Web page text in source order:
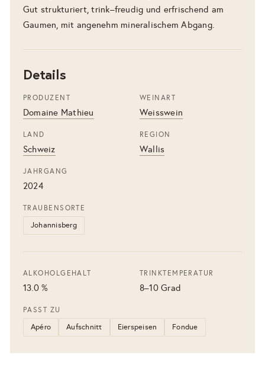
Gut strukturiert, trink–freudig und erfrischend am
Gaumen, mit angenehm mineralischem Abgang.
Details
PRODUZENT
Domaine Mathieu
WEINART
Weisswein
LAND
Schweiz
REGION
Wallis
JAHRGANG
2024
TRAUBENSORTE
Johannisberg
ALKOHOLGEHALT
13.0 %
TRINKTEMPERATUR
8–10 Grad
PASST ZU
Apéro Aufschnitt Eierspeisen Fondue